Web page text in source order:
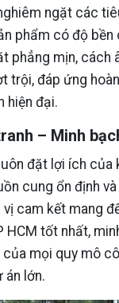
ngặt các
phẩm có độ bền
phẳng mịn, cách
trội, đáp ứng
hiện đại.
– Minh
đặt lợi ích của
cung ổn định
cam kết mang
HCM tốt nhất,
của mọi quy mô
án lớn.